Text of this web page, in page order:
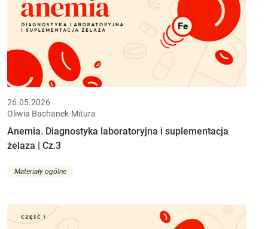
26.05.2026
Oliwia Bachanek-Mitura
Anemia. Diagnostyka laboratoryjna i suplementacja
żelaza | Cz.3
Materiały ogólne